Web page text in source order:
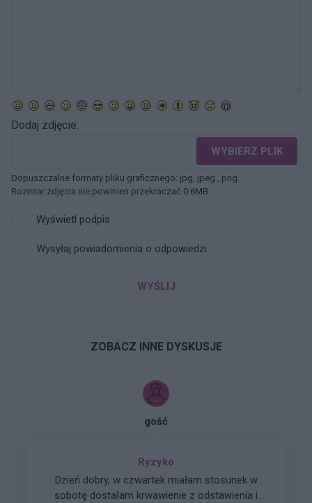
Dodaj zdjęcie:
WYBIERZ PLIK
Dopuszczalne formaty pliku graficznego: jpg, jpeg , png.
Rozmiar zdjęcia nie powinien przekraczać 0.6MB.
Wyświetl podpis
Wysyłaj powiadomienia o odpowiedzi
WYŚLIJ
ZOBACZ INNE DYSKUSJE
gość
Ryzyko
Dzień dobry, w czwartek miałam stosunek w
sobotę dostałam krwawienie z odstawienia i